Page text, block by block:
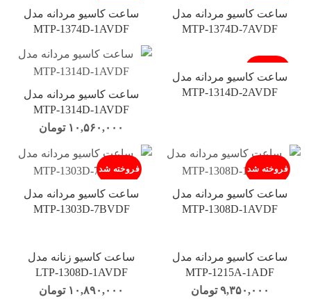
فروخته شد
ساعت کاسیو مردانه مدل
MTP-1374D-7AVDF
فروخته شد
ساعت کاسیو مردانه مدل
MTP-1374D-1AVDF
فروخته شد
ساعت کاسیو مردانه مدل
MTP-1314D-2AVDF
ساعت کاسیو مردانه مدل
MTP-1314D-1AVDF
۱۰,۵۶۰,۰۰۰ تومان
فروخته شد
ساعت کاسیو مردانه مدل
MTP-1308D-1AVDF
فروخته شد
ساعت کاسیو مردانه مدل
MTP-1303D-7BVDF
ساعت کاسیو مردانه مدل
MTP-1215A-1ADF
۹,۳۵۰,۰۰۰ تومان
ساعت کاسیو زنانه مدل
LTP-1308D-1AVDF
۱۰,۸۹۰,۰۰۰ تومان